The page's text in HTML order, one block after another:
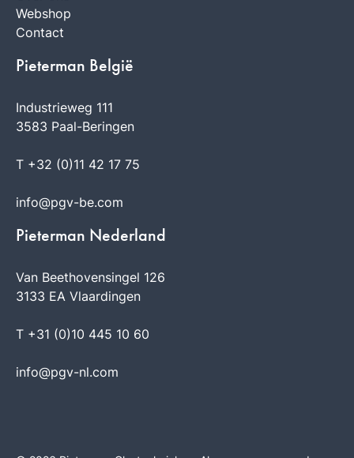
Webshop
Contact
Pieterman België
Industrieweg 111
3583 Paal-Beringen
T +32 (0)11 42 17 75
info@pgv-be.com
Pieterman Nederland
Van Beethovensingel 126
3133 EA Vlaardingen
T +31 (0)10 445 10 60
info@pgv-nl.com